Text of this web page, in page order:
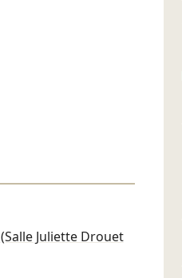
(Salle Juliette Drouet